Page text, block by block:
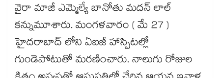
వైరా మాజీ ఎమ్మెల్యే బానోతు మదన్ లాల్
కన్నుమూశారు. మంగళవారం ( మే 27 )
హైదరాబాద్ లోని ఏఐజీ హాస్పిటల్లో
గుండెపోటుతో మరణించారు. నాలుగు రోజుల